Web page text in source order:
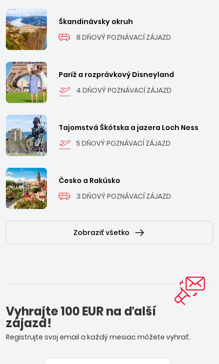
Škandinávsky okruh
8 DŇOVÝ POZNÁVACÍ ZÁJAZD
Paríž a rozprávkový Disneyland
4 DŇOVÝ POZNÁVACÍ ZÁJAZD
Tajomstvá Škótska a jazera Loch Ness
5 DŇOVÝ POZNÁVACÍ ZÁJAZD
Česko a Rakúsko
3 DŇOVÝ POZNÁVACÍ ZÁJAZD
Zobraziť všetko
Vyhrajte 100 EUR na ďalší
zájazd!
Registrujte svoj email a každý mesiac môžete vyhrať.